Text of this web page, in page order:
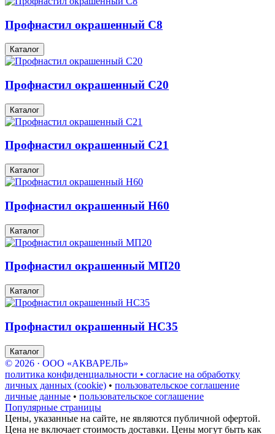
Профнастил окрашенный С8
Каталог
Профнастил окрашенный С20
Каталог
Профнастил окрашенный С21
Каталог
Профнастил окрашенный Н60
Каталог
Профнастил окрашенный МП20
Каталог
Профнастил окрашенный НС35
Каталог
© 2026 · ООО «АКВАРЕЛЬ»
политика конфиденциальности • согласие на обработку
личных данных (cookie) • пользовательское соглашение
личные данные • пользовательское соглашение
Популярные страницы
Цены, указанные на сайте, не являются публичной офертой.
Цена не включает стоимость доставки. Цены могут быть как